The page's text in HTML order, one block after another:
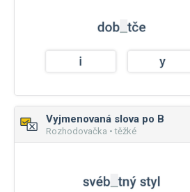
Vyjmenovaná slova po B
Rozhodovačka • těžké